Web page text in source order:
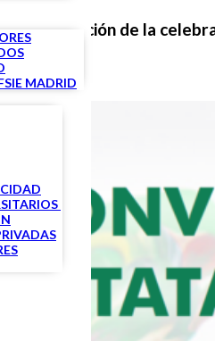
MADRID
, continuación de la